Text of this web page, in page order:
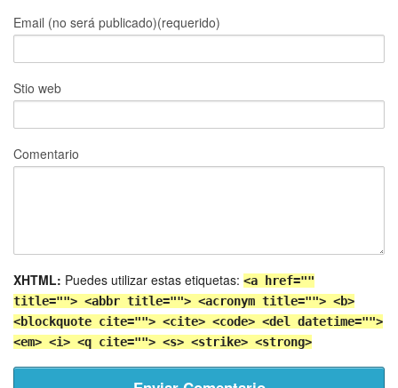
Email (no será publicado)(requerido)
Stio web
Comentario
XHTML: Puedes utilizar estas etiquetas: <a href=""
title=""> <abbr title=""> <acronym title=""> <b>
<blockquote cite=""> <cite> <code> <del datetime="">
<em> <i> <q cite=""> <s> <strike> <strong>